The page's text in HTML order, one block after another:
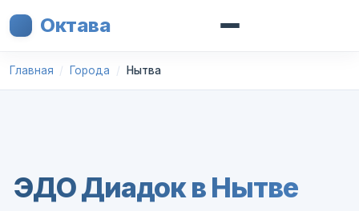
Октава
Главная Города Нытва
ЭДО Диадок в Нытве